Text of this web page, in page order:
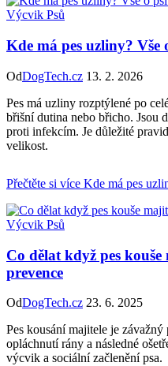
Výcvik Psů
Kde má pes uzliny? Vše
OdDogTech.cz 13. 2. 2026
Pes má uzliny rozptýlené po
břišní dutina nebo břicho. Jsou
proti infekcím. Je důležité
velikost.
Přečtěte si více Kde má pes
Výcvik Psů
Co dělat když pes
prevence
OdDogTech.cz 23. 6. 2025
Pes kousání majitele je
opláchnutí rány a následné
výcvik a sociální začlenění psa.